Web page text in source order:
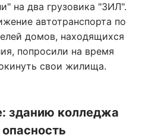
на два грузовика "ЗИЛ".
автотранспорта по
домов, находящихся
попросили на время
свои жилища.
зданию колледжа